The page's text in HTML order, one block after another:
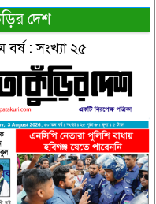
দেশ
: সংখ্যা ২৫